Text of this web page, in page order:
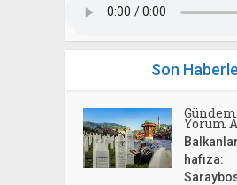
Son
Gündem
Yorum
hafıza: